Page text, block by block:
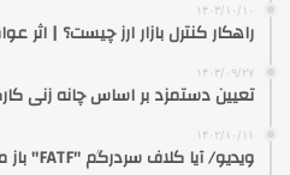
۱۴۰۳/۱۰/۱۰
راهکار کنترل بازار ارز چیست؟ | اثر
۱۴۰۳/۰۹/۲۷
تعیین دستمزد بر اساس چانه زنی
۱۴۰۲/۱۰/۱۱
ویدیو/ آیا کلاف سردرگم "FATF" باز می‌شود؟